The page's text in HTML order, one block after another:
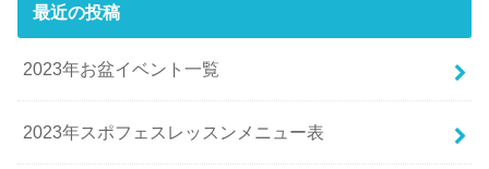
最近の投稿
2023年お盆イベント一覧
2023年スポフェスレッスンメニュー表